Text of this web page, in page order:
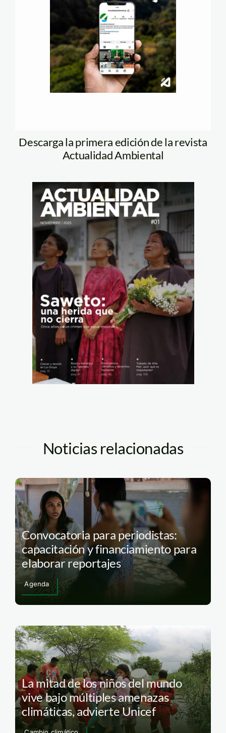
Descarga la primera edición de la revista
Actualidad Ambiental
Noticias relacionadas
Convocatoria para periodistas:
capacitación y financiamiento para
elaborar reportajes
Agenda
La mitad de los niños del mundo
vive bajo múltiples amenazas
climáticas, advierte Unicef